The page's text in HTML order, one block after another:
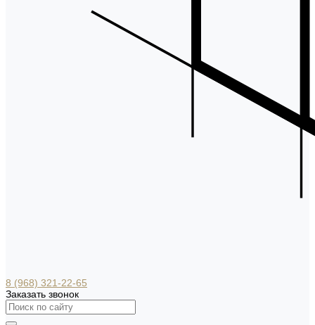
8 (968) 321-22-65
Заказать звонок